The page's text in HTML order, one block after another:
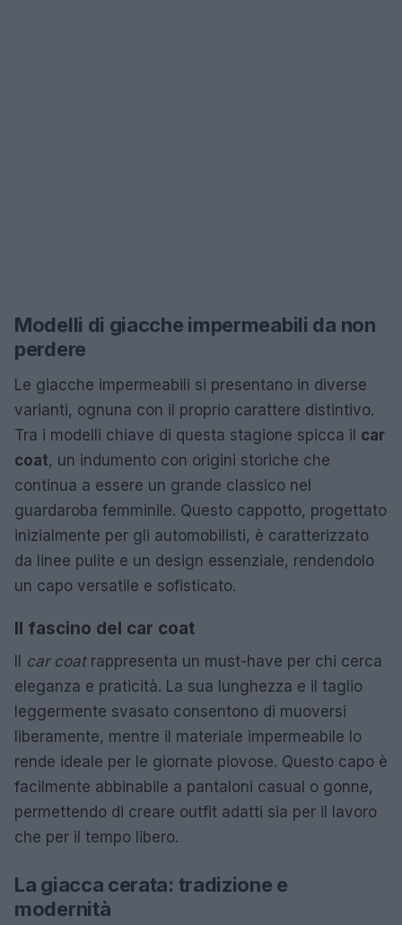
Modelli di giacche impermeabili da non
perdere
Le giacche impermeabili si presentano in diverse
varianti, ognuna con il proprio carattere distintivo.
Tra i modelli chiave di questa stagione spicca il car
coat, un indumento con origini storiche che
continua a essere un grande classico nel
guardaroba femminile. Questo cappotto, progettato
inizialmente per gli automobilisti, è caratterizzato
da linee pulite e un design essenziale, rendendolo
un capo versatile e sofisticato.
Il fascino del car coat
Il car coatrappresenta un must-have per chi cerca
eleganza e praticità. La sua lunghezza e il taglio
leggermente svasato consentono di muoversi
liberamente, mentre il materiale impermeabile lo
rende ideale per le giornate piovose. Questo capo è
facilmente abbinabile a pantaloni casual o gonne,
permettendo di creare outfit adatti sia per il lavoro
che per il tempo libero.
La giacca cerata: tradizione e
modernità